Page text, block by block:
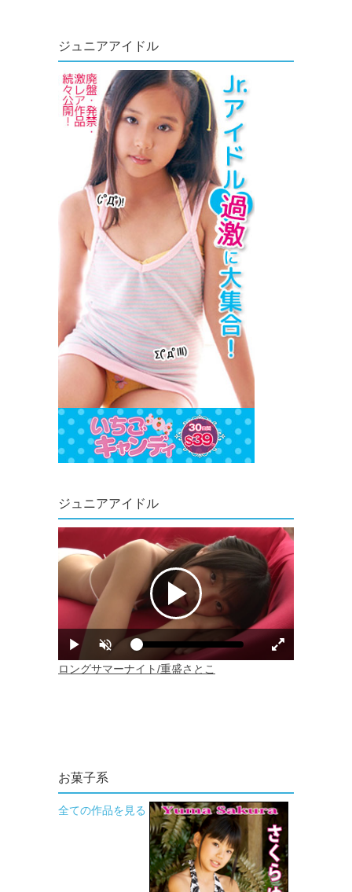
ジュニアアイドル
ジュニアアイドル
お菓子系
全ての作品を見る